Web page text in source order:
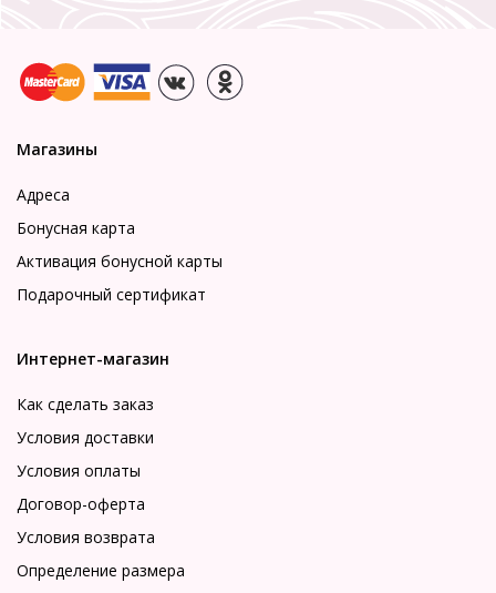
Магазины
Адреса
Бонусная карта
Активация бонусной карты
Подарочный сертификат
Интернет-магазин
Как сделать заказ
Условия доставки
Условия оплаты
Договор-оферта
Условия возврата
Определение размера